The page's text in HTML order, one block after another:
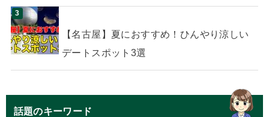
【名古屋】夏におすすめ！ひんやり涼しい
デートスポット3選
話題のキーワード